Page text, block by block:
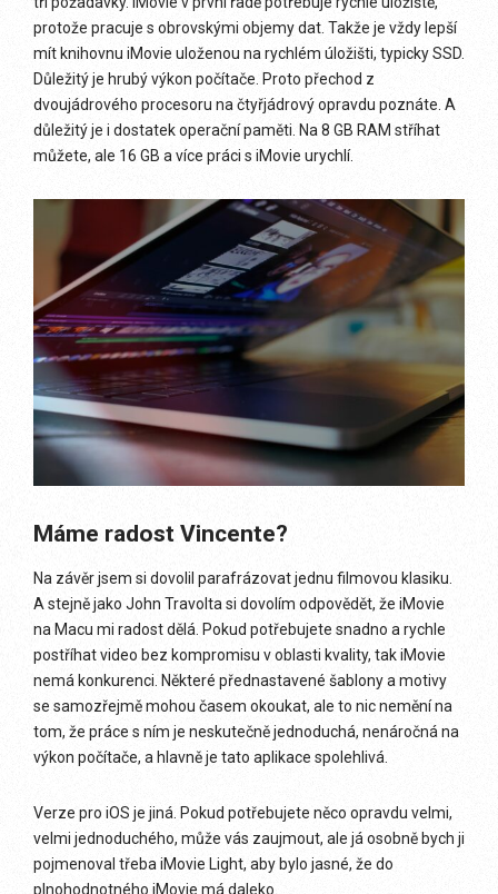
protože pracuje s obrovskými objemy dat. Takže je vždy lepší
mít knihovnu iMovie uloženou na rychlém úložišti, typicky SSD.
Důležitý je hrubý výkon počítače. Proto přechod z
dvoujádrového procesoru na čtyřjádrový opravdu poznáte. A
důležitý je i dostatek operační paměti. Na 8 GB RAM stříhat
můžete, ale 16 GB a více práci s iMovie urychlí.
Máme radost Vincente?
Na závěr jsem si dovolil parafrázovat jednu filmovou klasiku.
A stejně jako John Travolta si dovolím odpovědět, že iMovie
na Macu mi radost dělá. Pokud potřebujete snadno a rychle
postříhat video bez kompromisu v oblasti kvality, tak iMovie
nemá konkurenci. Některé přednastavené šablony a motivy
se samozřejmě mohou časem okoukat, ale to nic nemění na
tom, že práce s ním je neskutečně jednoduchá, nenáročná na
výkon počítače, a hlavně je tato aplikace spolehlivá.
Verze pro iOS je jiná. Pokud potřebujete něco opravdu velmi,
velmi jednoduchého, může vás zaujmout, ale já osobně bych ji
pojmenoval třeba iMovie Light, aby bylo jasné, že do
plnohodnotného iMovie má daleko.